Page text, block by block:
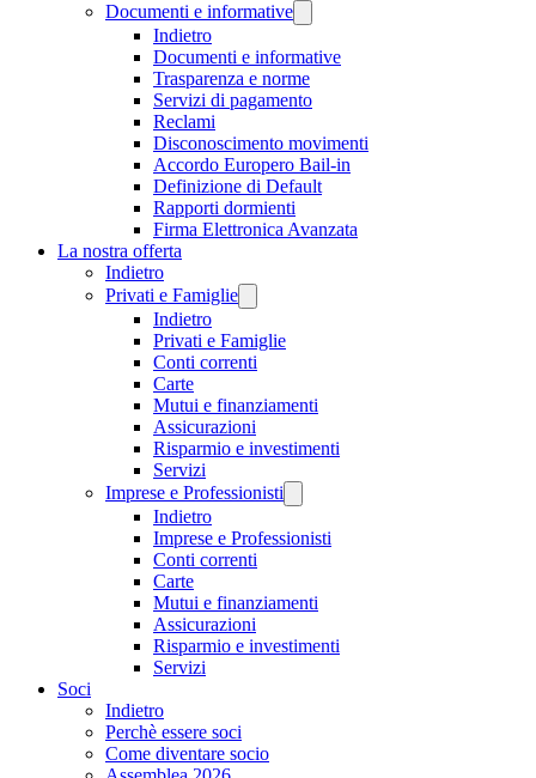
Documenti e informative
Indietro
Documenti e informative
Trasparenza e norme
Servizi di pagamento
Reclami
Disconoscimento movimenti
Accordo Europero Bail-in
Definizione di Default
Rapporti dormienti
Firma Elettronica Avanzata
La nostra offerta
Indietro
Privati e Famiglie
Indietro
Privati e Famiglie
Conti correnti
Carte
Mutui e finanziamenti
Assicurazioni
Risparmio e investimenti
Servizi
Imprese e Professionisti
Indietro
Imprese e Professionisti
Conti correnti
Carte
Mutui e finanziamenti
Assicurazioni
Risparmio e investimenti
Servizi
Soci
Indietro
Perchè essere soci
Come diventare socio